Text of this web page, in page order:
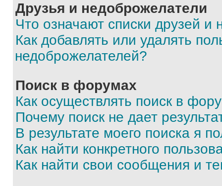
Друзья и недоброжелатели
Что означают списки друзей и
Как добавлять или удалять
недоброжелателей?
Поиск в форумах
Как осуществлять поиск в
Почему поиск не дает
В результате моего поиска я
Как найти конкретного
Как найти свои сообщения и